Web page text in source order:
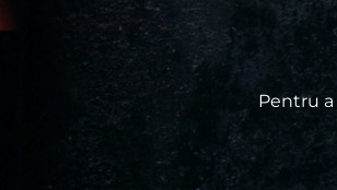
Pentru